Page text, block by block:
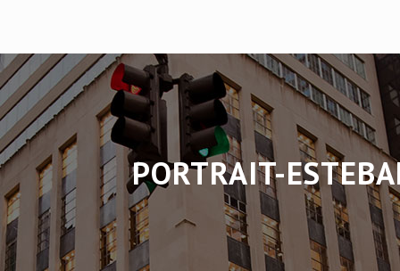
PORTRAIT-